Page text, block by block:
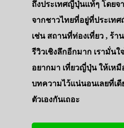
ถึงประเทศญี่ปุ่นแท้ๆ โดยจ
จากชาวไทยที่อยู่ที่ประเท
เช่น สถานที่ท่องเที่ยว , ร้า
รีวิวเชิงลึกอีกมาก เรามั่น
อยากมา เที่ยวญี่ปุ่น ให้เหมื
บทความไว้แน่นอนเลยที่เ
ตัวเองกันเถอะ